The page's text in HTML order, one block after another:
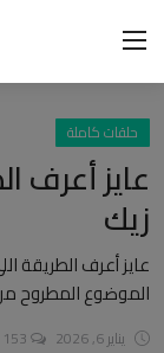
تسجيل الدخول
الرئيسية
شبهات وردود
العقيدة الإسلامية
حلقات كاملة
عايز أعرف
زيك
عايز أعرف الطريقة
الموضوع المطروح
يناير 6, 2026